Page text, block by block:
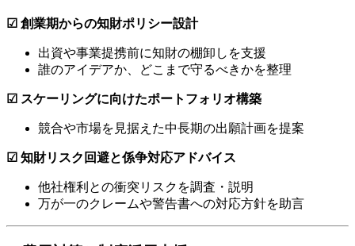
☑ 創業期からの知財ポリシー設計
出資や事業提携前に知財の棚卸しを支援
誰のアイデアか、どこまで守るべきかを整理
☑ スケーリングに向けたポートフォリオ構築
競合や市場を見据えた中長期の出願計画を提案
☑ 知財リスク回避と係争対応アドバイス
他社権利との衝突リスクを調査・説明
万が一のクレームや警告書への対応方針を助言